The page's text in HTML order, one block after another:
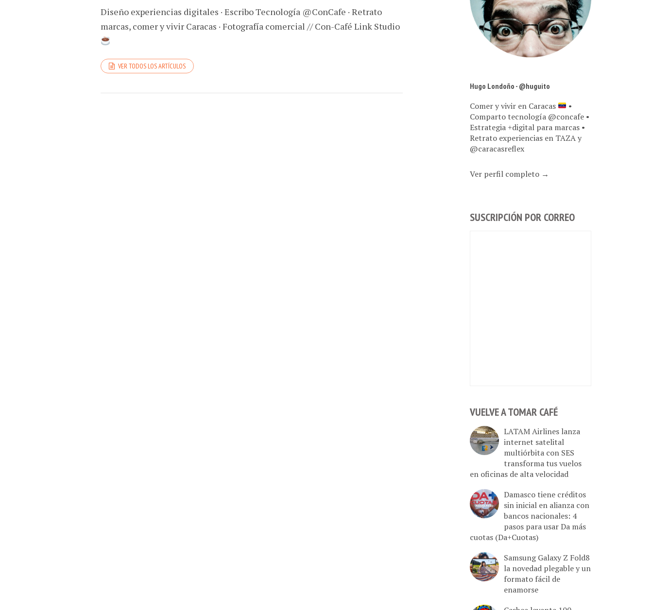
Diseño experiencias digitales · Escribo Tecnología @ConCafe · Retrato
marcas, comer y vivir Caracas · Fotografía comercial // Con-Café Link Studio
VER TODOS LOS ARTÍCULOS
Hugo Londoño - @huguito
Comer y vivir en Caracas
•
Comparto tecnología @concafe •
Estrategia +digital para marcas •
Retrato experiencias en TAZA y
@caracasreflex
Ver perfil completo →
SUSCRIPCIÓN POR CORREO
VUELVE A TOMAR CAFÉ
LATAM Airlines lanza
internet satelital
multiórbita con SES
transforma tus vuelos
en oficinas de alta velocidad
Damasco tiene créditos
sin inicial en alianza con
bancos nacionales: 4
pasos para usar Da más
cuotas (Da+Cuotas)
Samsung Galaxy Z Fold8
la novedad plegable y un
formato fácil de
enamorse